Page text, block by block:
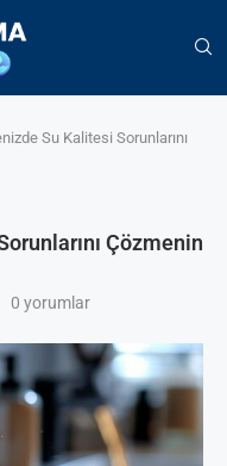
Su Kalitesi Sorunlarını
Çözmenin
0 yorumlar